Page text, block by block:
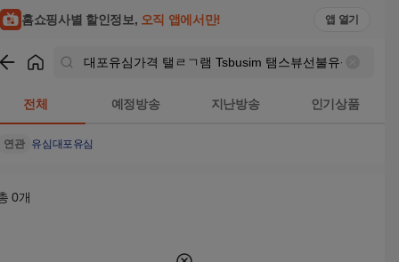
홈쇼핑사별 할인정보, 오직 앱에서만! 앱 열기
전체 예정방송 지난방송 인기상품
연관 유심대포유심
0개
대포유심가격 탤ㄹㄱ램 Tsbusim 탬스뷰선불유심내구제 신불